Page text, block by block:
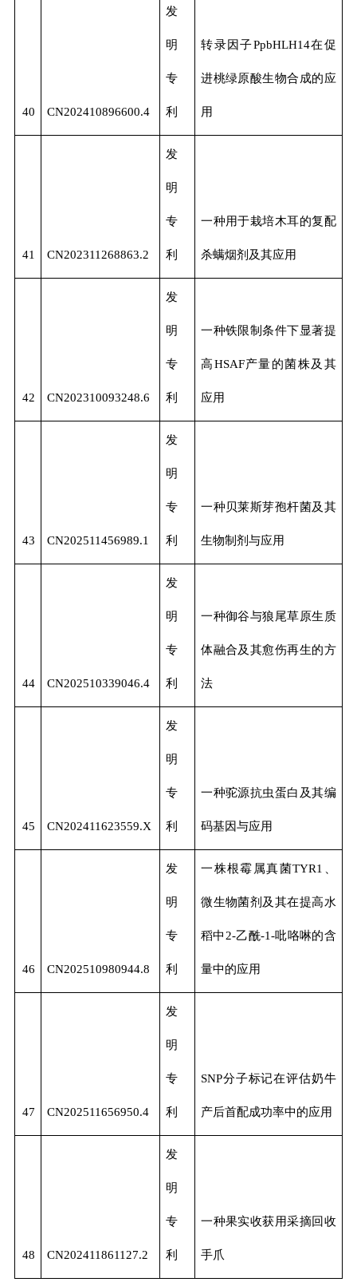
40 CN202410896600.4
发
明
专
利
转录因子PpbHLH14在促
进桃绿原酸生物合成的应
用
41 CN202311268863.2
发
明
专
利
一种用于栽培木耳的复配
杀螨烟剂及其应用
42 CN202310093248.6
发
明
专
利
一种铁限制条件下显著提
高HSAF产量的菌株及其
应用
43 CN202511456989.1
发
明
专
利
一种贝莱斯芽孢杆菌及其
生物制剂与应用
44 CN202510339046.4
发
明
专
利
一种御谷与狼尾草原生质
体融合及其愈伤再生的方
法
45 CN202411623559.X
发
明
专
利
一种驼源抗虫蛋白及其编
码基因与应用
46 CN202510980944.8
发
明
专
利
一株根霉属真菌TYR1、
微生物菌剂及其在提高水
稻中2-乙酰-1-吡咯啉的含
量中的应用
47 CN202511656950.4
发
明
专
利
SNP分子标记在评估奶牛
产后首配成功率中的应用
48 CN202411861127.2
发
明
专
利
一种果实收获用采摘回收
手爪